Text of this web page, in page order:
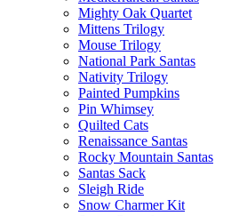
Mighty Oak Quartet
Mittens Trilogy
Mouse Trilogy
National Park Santas
Nativity Trilogy
Painted Pumpkins
Pin Whimsey
Quilted Cats
Renaissance Santas
Rocky Mountain Santas
Santas Sack
Sleigh Ride
Snow Charmer Kit